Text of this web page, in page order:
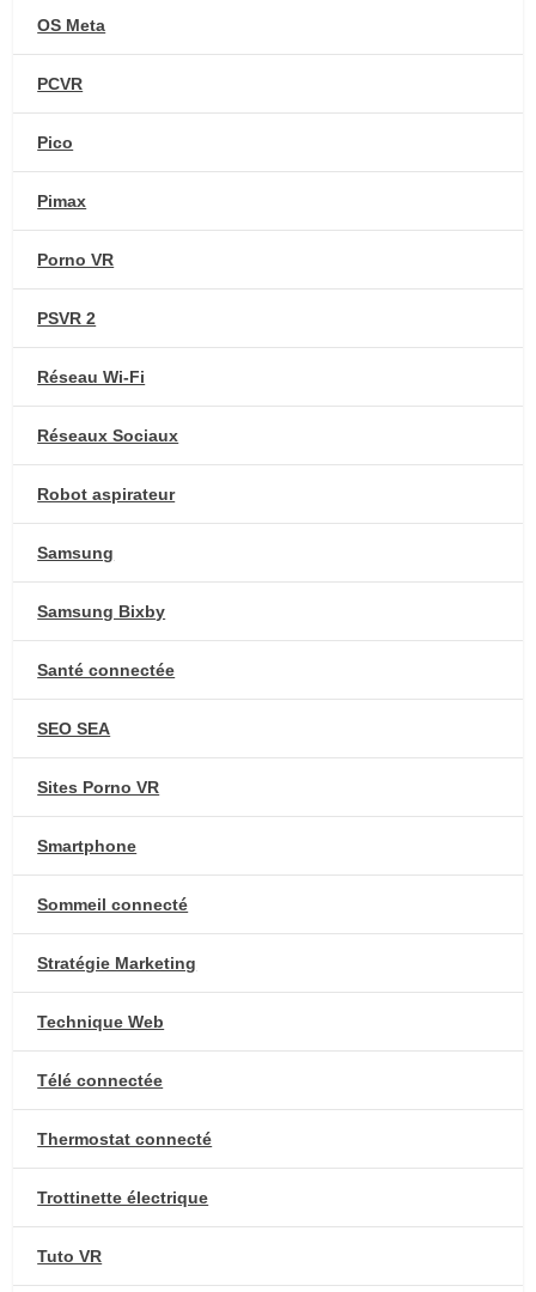
OS Meta
PCVR
Pico
Pimax
Porno VR
PSVR 2
Réseau Wi-Fi
Réseaux Sociaux
Robot aspirateur
Samsung
Samsung Bixby
Santé connectée
SEO SEA
Sites Porno VR
Smartphone
Sommeil connecté
Stratégie Marketing
Technique Web
Télé connectée
Thermostat connecté
Trottinette électrique
Tuto VR